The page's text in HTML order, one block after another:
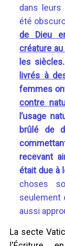
dans
été
de Dieu
créature
les
livrés à
femmes
contre
l’usage
brûlé de
recevant
était due à
choses
seulement
aussi
La secte